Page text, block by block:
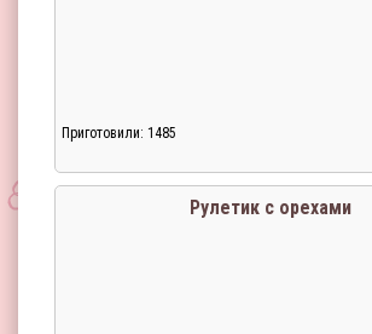
Приготовили: 1485
Рулетик с орехами